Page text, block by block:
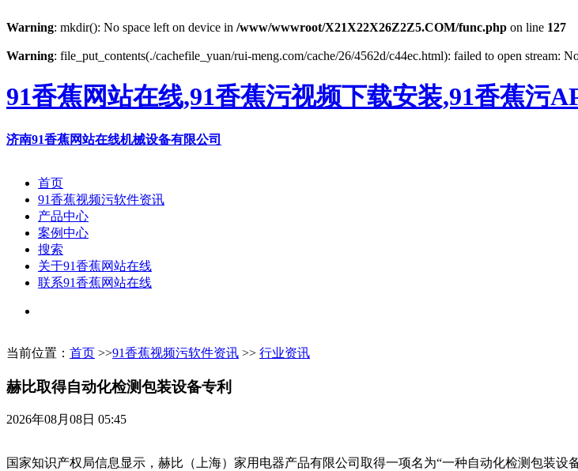
Warning: mkdir(): No space left on device in /www/wwwroot/X21X22X26Z2Z5.COM/func.php on line 127
Warning: file_put_contents(./cachefile_yuan/rui-meng.com/cache/26/4562d/c44ec.html): failed to open stream:
91香蕉网站在线,91香蕉污视频下载安装,91香蕉污
济南91香蕉网站在线机械设备有限公司
首页
91香蕉视频污软件资讯
产品中心
案例中心
搜索
关于91香蕉网站在线
联系91香蕉网站在线
当前位置： 首页 >>91香蕉视频污软件资讯 >> 行业资讯
赫比取得自动化检测包装设备专利
2026年08月08日 05:45
国家知识产权局信息显示，赫比（上海）家用电器产品有限公司取得一项名为“一种自动化检测包装设